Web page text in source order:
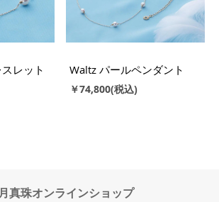
レット Waltz パールペンダント
￥74,800
真珠オンラインショップ